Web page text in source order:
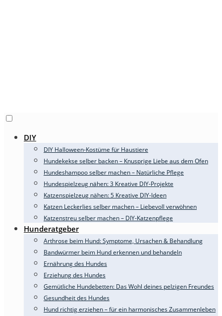
DIY
DIY Halloween-Kostüme für Haustiere
Hundekekse selber backen – Knusprige Liebe aus dem Ofen
Hundeshampoo selber machen – Natürliche Pflege
Hundespielzeug nähen: 3 Kreative DIY-Projekte
Katzenspielzeug nähen: 5 Kreative DIY-Ideen
Katzen Leckerlies selber machen – Liebevoll verwöhnen
Katzenstreu selber machen – DIY-Katzenpflege
Hunderatgeber
Arthrose beim Hund: Symptome, Ursachen & Behandlung
Bandwürmer beim Hund erkennen und behandeln
Ernährung des Hundes
Erziehung des Hundes
Gemütliche Hundebetten: Das Wohl deines pelzigen Freundes
Gesundheit des Hundes
Hund richtig erziehen – für ein harmonisches Zusammenleben